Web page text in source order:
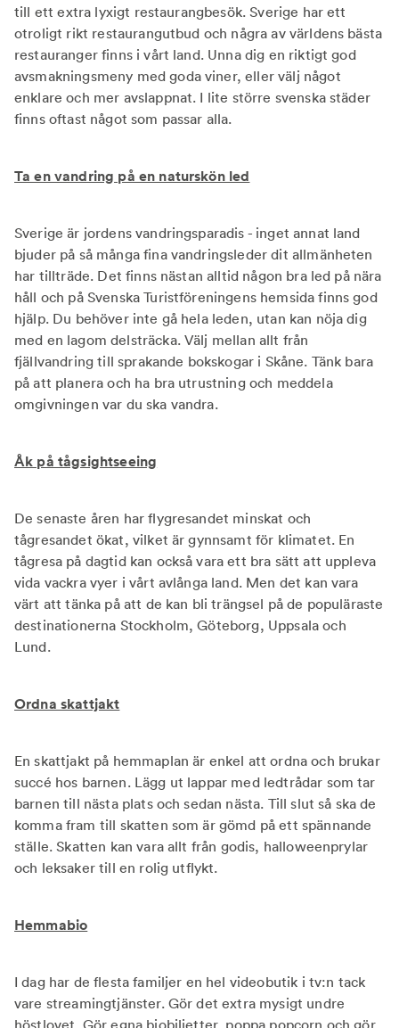
till ett extra lyxigt restaurangbesök. Sverige har ett
otroligt rikt restaurangutbud och några av världens bästa
restauranger finns i vårt land. Unna dig en riktigt god
avsmakningsmeny med goda viner, eller välj något
enklare och mer avslappnat. I lite större svenska städer
finns oftast något som passar alla.
Ta en vandring på en naturskön led
Sverige är jordens vandringsparadis - inget annat land
bjuder på så många fina vandringsleder dit allmänheten
har tillträde. Det finns nästan alltid någon bra led på nära
håll och på Svenska Turistföreningens hemsida finns god
hjälp. Du behöver inte gå hela leden, utan kan nöja dig
med en lagom delsträcka. Välj mellan allt från
fjällvandring till sprakande bokskogar i Skåne. Tänk bara
på att planera och ha bra utrustning och meddela
omgivningen var du ska vandra.
Åk på tågsightseeing
De senaste åren har flygresandet minskat och
tågresandet ökat, vilket är gynnsamt för klimatet. En
tågresa på dagtid kan också vara ett bra sätt att uppleva
vida vackra vyer i vårt avlånga land. Men det kan vara
värt att tänka på att de kan bli trängsel på de populäraste
destinationerna Stockholm, Göteborg, Uppsala och
Lund.
Ordna skattjakt
En skattjakt på hemmaplan är enkel att ordna och brukar
succé hos barnen. Lägg ut lappar med ledtrådar som tar
barnen till nästa plats och sedan nästa. Till slut så ska de
komma fram till skatten som är gömd på ett spännande
ställe. Skatten kan vara allt från godis, halloweenprylar
och leksaker till en rolig utflykt.
Hemmabio
I dag har de flesta familjer en hel videobutik i tv:n tack
vare streamingtjänster. Gör det extra mysigt undre
höstlovet. Gör egna biobiljetter, poppa popcorn och gör